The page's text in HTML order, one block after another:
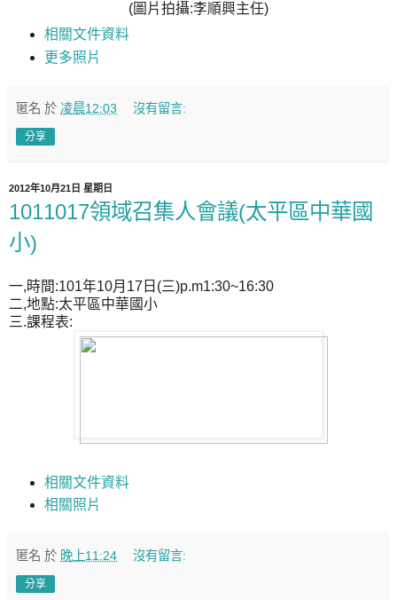
(圖片拍攝:李順興主任)
相關文件資料
更多照片
匿名 於 凌晨12:03 沒有留言:
分享
2012年10月21日 星期日
1011017領域召集人會議(太平區中華國
小)
一,時間:101年10月17日(三)p.m1:30~16:30
二,地點:太平區中華國小
三.課程表:
相關文件資料
相關照片
匿名 於 晚上11:24 沒有留言:
分享